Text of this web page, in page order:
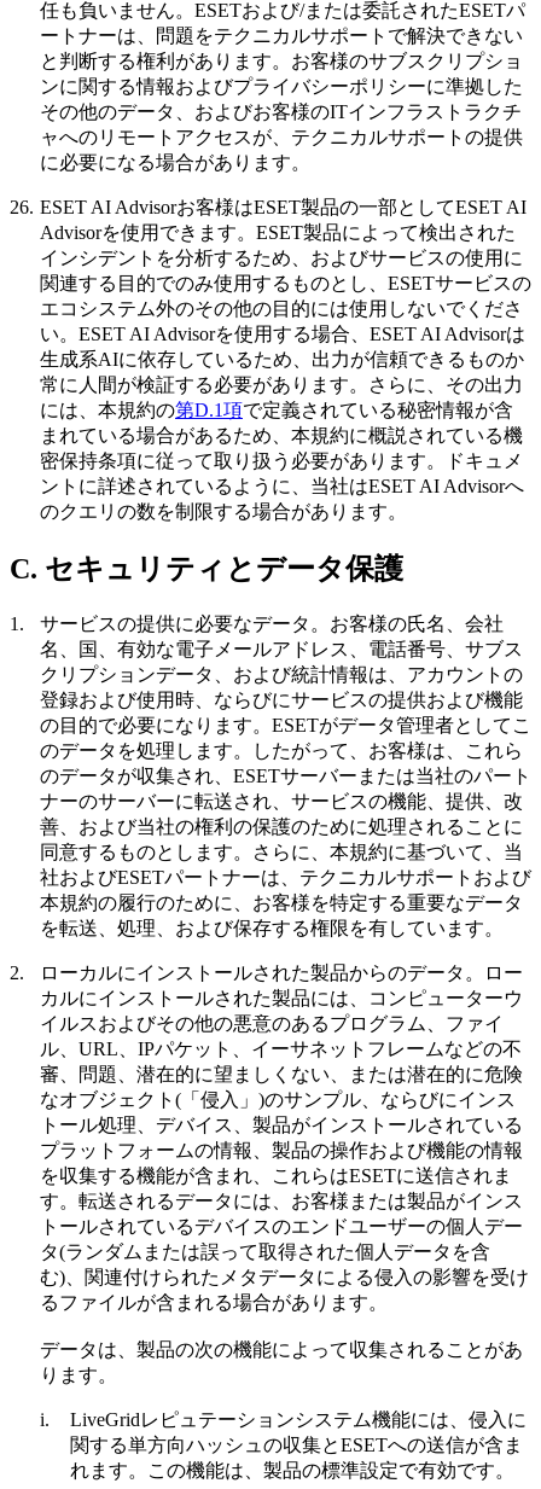
任も負いません。ESETおよび/または委託されたESETパ
ートナーは、問題をテクニカルサポートで解決できない
と判断する権利があります。お客様のサブスクリプショ
ンに関する情報およびプライバシーポリシーに準拠した
その他のデータ、およびお客様のITインフラストラクチ
ャへのリモートアクセスが、テクニカルサポートの提供
に必要になる場合があります。
26. ESET AI Advisorお客様はESET製品の一部としてESET AI
Advisorを使用できます。ESET製品によって検出された
インシデントを分析するため、およびサービスの使用に
関連する目的でのみ使用するものとし、ESETサービスの
エコシステム外のその他の目的には使用しないでくださ
い。ESET AI Advisorを使用する場合、ESET AI Advisorは
生成系AIに依存しているため、出力が信頼できるものか
常に人間が検証する必要があります。さらに、その出力
には、本規約の第D.1項で定義されている秘密情報が含
まれている場合があるため、本規約に概説されている機
密保持条項に従って取り扱う必要があります。ドキュメ
ントに詳述されているように、当社はESET AI Advisorへ
のクエリの数を制限する場合があります。
C. セキュリティとデータ保護
1. サービスの提供に必要なデータ。 お客様の氏名、会社
名、国、有効な電子メールアドレス、電話番号、サブス
クリプションデータ、および統計情報は、アカウントの
登録および使用時、ならびにサービスの提供および機能
の目的で必要になります。ESETがデータ管理者としてこ
のデータを処理します。したがって、お客様は、これら
のデータが収集され、ESETサーバーまたは当社のパート
ナーのサーバーに転送され、サービスの機能、提供、改
善、および当社の権利の保護のために処理されることに
同意するものとします。さらに、本規約に基づいて、当
社およびESETパートナーは、テクニカルサポートおよび
本規約の履行のために、お客様を特定する重要なデータ
を転送、処理、および保存する権限を有しています。
2. ローカルにインストールされた製品からのデータ。
ロー
カルにインストールされた製品には、コンピューターウ
イルスおよびその他の悪意のあるプログラム、ファイ
ル、URL、IPパケット、イーサネットフレームなどの不
審、問題、潜在的に望ましくない、または潜在的に危険
なオブジェクト(「 侵入 」)のサンプル、ならびにインス
トール処理、デバイス、製品がインストールされている
プラットフォームの情報、製品の操作および機能の情報
を収集する機能が含まれ、これらはESETに送信されま
す。転送されるデータには、お客様または製品がインス
トールされているデバイスのエンドユーザーの個人デー
タ(ランダムまたは誤って取得された個人データを含
む)、関連付けられたメタデータによる侵入の影響を受け
るファイルが含まれる場合があります。
データは、製品の次の機能によって収集されることがあ
ります。
i.
LiveGridレピュテーションシステム機能には、侵入に
関する単方向ハッシュの収集とESETへの送信が含ま
れます。この機能は、製品の標準設定で有効です。